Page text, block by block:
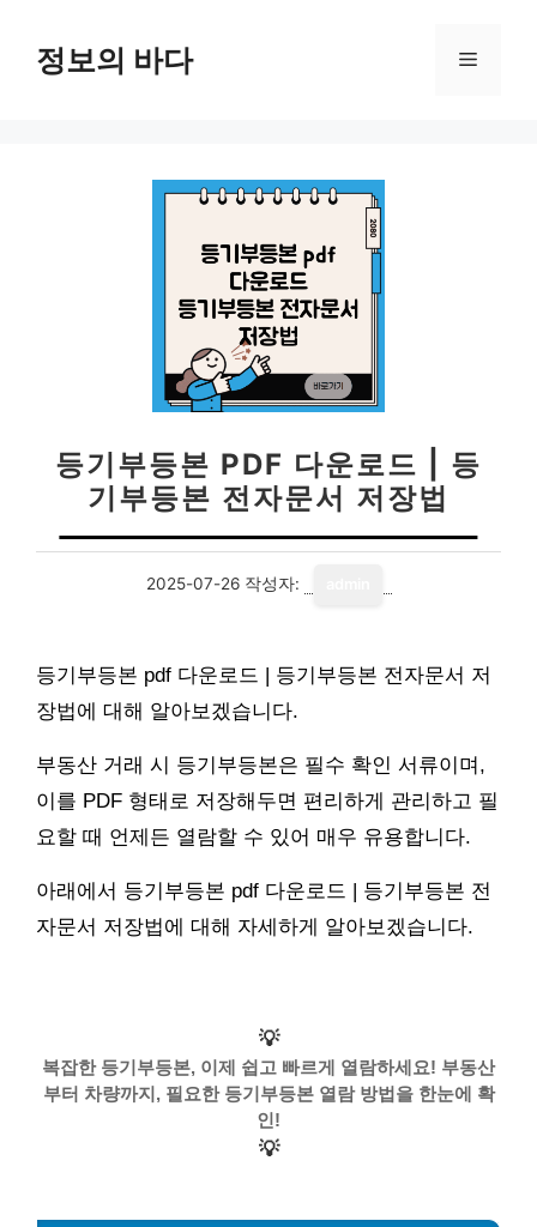
정보의 바다 메
등기부등본 PDF 다운로드 | 등
기부등본 전자문서 저장법
2025-07-26 작성자:
등기부등본 pdf 다운로드 | 등기부등본 전자문서 저
장법에 대해 알아보겠습니다.
부동산 거래 시 등기부등본은 필수 확인 서류이며,
이를 PDF 형태로 저장해두면 편리하게 관리하고 필
요할 때 언제든 열람할 수 있어 매우 유용합니다.
아래에서 등기부등본 pdf 다운로드 | 등기부등본 전
자문서 저장법에 대해 자세하게 알아보겠습니다.
💡
복잡한 등기부등본, 이제 쉽고 빠르게 열람하세요! 부동산
부터 차량까지, 필요한 등기부등본 열람 방법을 한눈에 확
인!
💡